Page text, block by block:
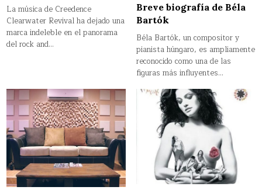
La música de Creedence
Clearwater Revival ha dejado una
marca indeleble en el panorama
del rock and…
Breve biografía de Béla
Bartók
Béla Bartók, un compositor y
pianista húngaro, es ampliamente
reconocido como una de las
figuras más influyentes…